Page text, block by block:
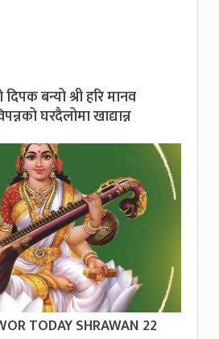
बन्यो श्री हरि मानव
घरदैलोमा खाद्यान्न
TODAY SHRAWAN 22